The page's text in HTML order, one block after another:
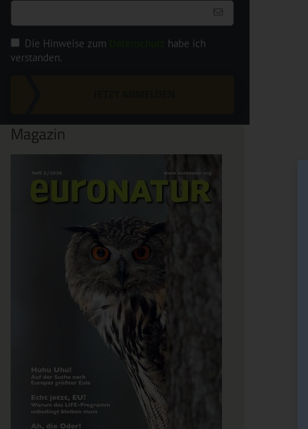
Die Hinweise zum
habe ich
verstanden.
Magazin